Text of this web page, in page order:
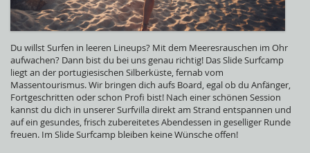
Du willst Surfen in leeren Lineups? Mit dem Meeresrauschen im Ohr
aufwachen? Dann bist du bei uns genau richtig! Das Slide Surfcamp
liegt an der portugiesischen Silberküste, fernab vom
Massentourismus. Wir bringen dich aufs Board, egal ob du Anfänger,
Fortgeschritten oder schon Profi bist! Nach einer schönen Session
kannst du dich in unserer Surfvilla direkt am Strand entspannen und
auf ein gesundes, frisch zubereitetes Abendessen in geselliger Runde
freuen. Im Slide Surfcamp bleiben keine Wünsche offen!